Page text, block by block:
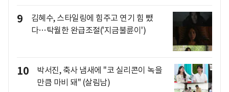
9
김혜수, 스타일링에 힘주고 연기 힘 뺐
다…탁월한 완급조절('지금불륜이')
10
박서진, 축사 냄새에 "코 실리콘이 녹을
만큼 마비 돼" (살림남)